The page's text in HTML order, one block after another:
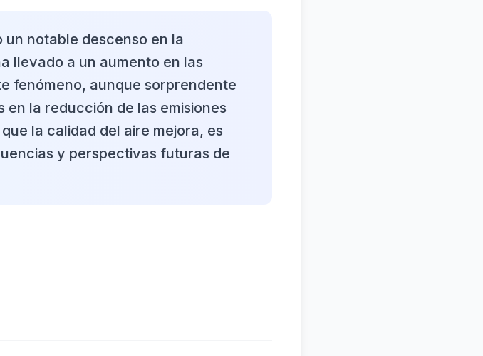
un notable descenso en la
llevado a un aumento en las
fenómeno, aunque sorprendente
la reducción de las emisiones
la calidad del aire mejora, es
y perspectivas futuras de